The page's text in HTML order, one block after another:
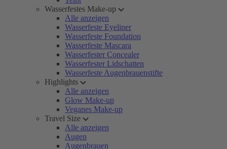
Wasserfestes Make-up
Alle anzeigen
Wasserfeste Eyeliner
Wasserfeste Foundation
Wasserfeste Mascara
Wasserfester Concealer
Wasserfester Lidschatten
Wasserfeste Augenbrauenstifte
Highlights
Alle anzeigen
Glow Make-up
Veganes Make-up
Travel Size
Alle anzeigen
Augen
Augenbrauen